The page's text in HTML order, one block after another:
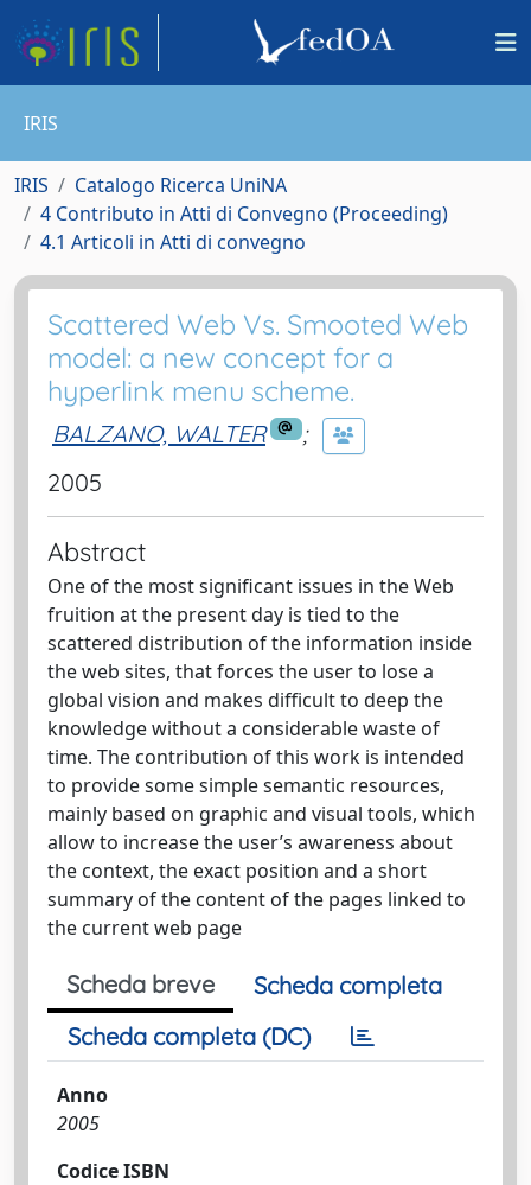
IRIS
IRIS
Catalogo Ricerca UniNA
4 Contributo in Atti di Convegno (Proceeding)
4.1 Articoli in Atti di convegno
Scattered Web Vs. Smooted Web
model: a new concept for a
hyperlink menu scheme.
BALZANO, WALTER
;
2005
Abstract
One of the most significant issues in the Web
fruition at the present day is tied to the
scattered distribution of the information inside
the web sites, that forces the user to lose a
global vision and makes difficult to deep the
knowledge without a considerable waste of
time. The contribution of this work is intended
to provide some simple semantic resources,
mainly based on graphic and visual tools, which
allow to increase the user’s awareness about
the context, the exact position and a short
summary of the content of the pages linked to
the current web page
Scheda breve
Scheda completa
Scheda completa (DC)
Anno
2005
Codice ISBN